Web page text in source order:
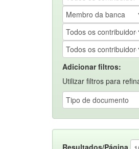
Adicionar filtros:
Utilizar filtros para
Resultados/Página